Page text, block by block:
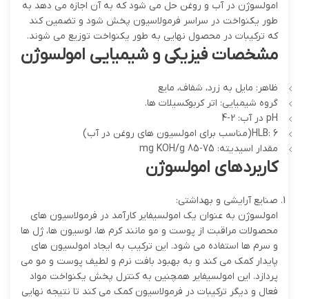
امولسوژن در آب و روغن حل می شود که به آن اجازه می دهد به
طور یکنواخت در سراسر فرمولاسیون پخش شود و تضمین کند
که ترکیبات در محصول نهایی به طور یکنواخت توزیع می شوند.
مشخصات فیزیکی و شیمیایی امولسوژن
ظاهر: مایل به زرد، شفاف، مایع
گروه شیمیایی: اتر کربوکسیلات ها.
pH در آب: 2-4
HLB: 6(مناسب برای امولسیون های روغن در آب)
مقدار اسیدیته: 75-85 mg KOH/g
کاربردهای امولسوژن
صنایع آرایشی و بهداشتی:
امولسوژن به عنوان یک امولسیفایر کارآمد در فرمولاسیون های
محصولات مراقبت از پوست و مو مانند کرم ها، لوسیون ها، ژل ها
و سرم ها استفاده می شود. این ترکیب به ایجاد امولسیون های
پایدار کمک می کند و به بهبود بافت نرم و لطیف پوست و مو می
پردازد. این امولسیفایر همچنین به کنترل پخش یکنواخت مواد
فعال و دیگر ترکیبات در فرمولاسیون کمک می کند تا نتیجه نهایی